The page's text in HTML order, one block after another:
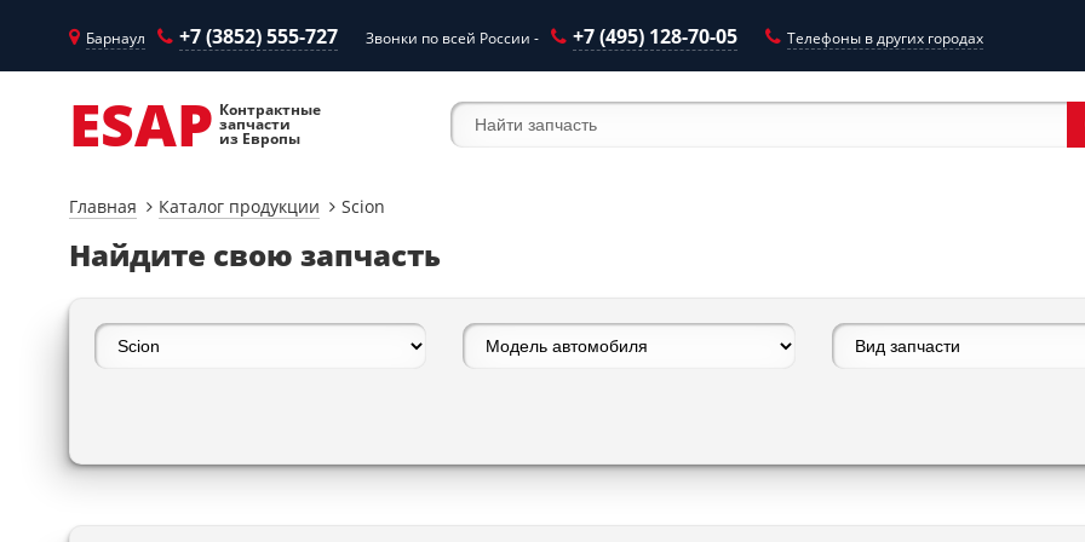
Барнаул +7 (3852) 555-727 Звонки по всей России - +7 (495) 128-70-05 Телефоны в других городах
ESAP Контрактные
запчасти
из Европы
Главная Каталог продукции Scion
Найдите свою запчасть